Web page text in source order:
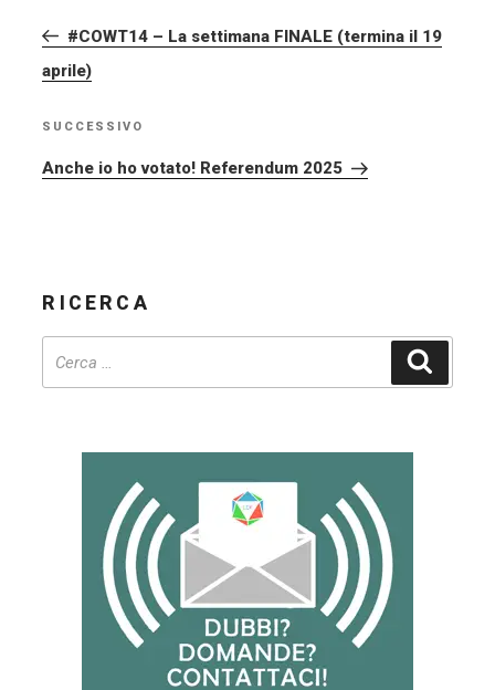
precedente:
#COWT14 – La settimana FINALE (termina il 19
aprile)
Articolo
successivo
SUCCESSIVO
Anche io ho votato! Referendum 2025
RICERCA